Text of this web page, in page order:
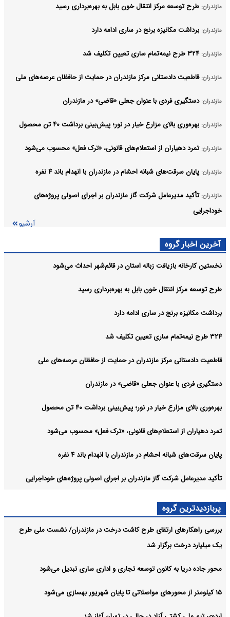
مازندران: طرح توسعه مرکز انتقال خون بابل به بهره‌برداری رسید
مازندران: برداشت مکانیزه برنج در ساری ادامه دارد
مازندران: ۳۲۴ طرح نیمه‌تمام ساری تعیین تکلیف شد
مازندران: قاطعیت دادستانی مرکز مازندران در حمایت از حافظان عرصه‌های ملی
مازندران: دستگیری فردی با عنوان جعلی «قاضی» در مازندران
مازندران: بهره‌وری بالای مزارع خیار در نور؛ پیش‌بینی برداشت ۴۰ تن محصول
مازندران: تمرد دهیاران از استعلام‌های قانونی، «ترک فعل» محسوب می‌شود
مازندران: پایان سرقت‌های شبانه احشام در مازندران با انهدام باند ۴ نفره
مازندران: تأکید مدیرعامل شرکت گاز مازندران بر اجرای اصولی پروژه‌های
خوداجرایی
آرشیو
آخرین اخبار گروه
نخستین کارخانه بازیافت زباله استان در قائم‌شهر احداث می‌شود
طرح توسعه مرکز انتقال خون بابل به بهره‌برداری رسید
برداشت مکانیزه برنج در ساری ادامه دارد
۳۲۴ طرح نیمه‌تمام ساری تعیین تکلیف شد
قاطعیت دادستانی مرکز مازندران در حمایت از حافظان عرصه‌های ملی
دستگیری فردی با عنوان جعلی «قاضی» در مازندران
بهره‌وری بالای مزارع خیار در نور؛ پیش‌بینی برداشت ۴۰ تن محصول
تمرد دهیاران از استعلام‌های قانونی، «ترک فعل» محسوب می‌شود
پایان سرقت‌های شبانه احشام در مازندران با انهدام باند ۴ نفره
تأکید مدیرعامل شرکت گاز مازندران بر اجرای اصولی پروژه‌های خوداجرایی
پربازدیدترین گروه
بررسی راهکارهای ارتقای طرح کاشت درخت در مازندران/ نشست ملی طرح
یک میلیارد درخت برگزار شد
محور جاده دریا به کانون توسعه تجاری و اداری ساری تبدیل می‌شود
۱۵ کیلومتر از محورهای مواصلاتی تا پایان شهریور بهسازی می‌شود